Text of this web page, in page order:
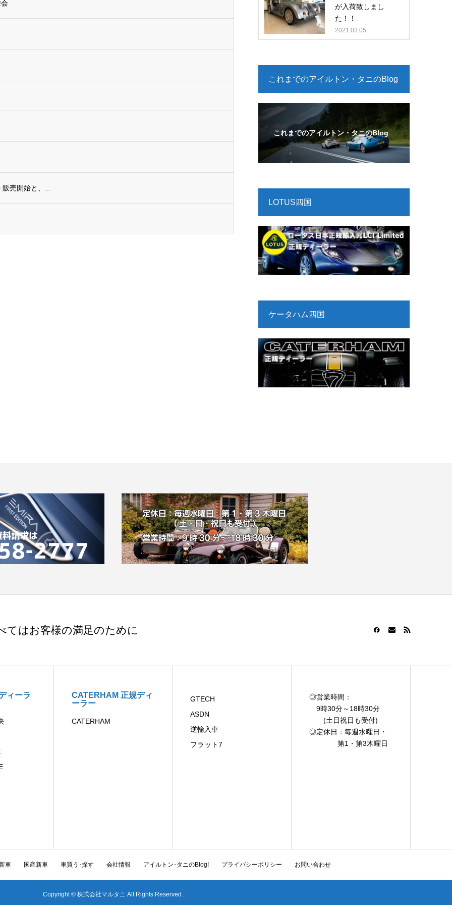
売開始と、...
が入荷致しまし
た！！
2021.03.05
これまでのアイルトン・タニのBlog
これまでのアイルトン・タニのBlog
LOTUS四国
ケータハム四国
てはお客様の満足のために
ィーラ
CATERHAM 正規ディ
ーラー
CATERHAM
GTECH
ASDN
逆輸入車
フラット7
◎営業時間：
9時30分～18時30分
(土日祝日も受付)
◎定休日：毎週水曜日・
第1・第3木曜日
車 国産新車 車買う･探す 会社情報 アイルトン･タニのBlog! プライバシーポリシー お問い合わせ
Copyright © 株式会社マルタニ All Rights Reserved.